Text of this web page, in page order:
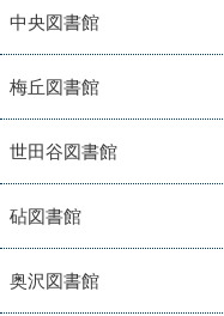
中央図書館
梅丘図書館
世田谷図書館
砧図書館
奥沢図書館